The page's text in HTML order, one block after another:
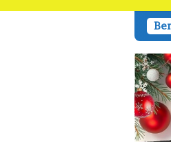
dan Ruang Kelas SMK di